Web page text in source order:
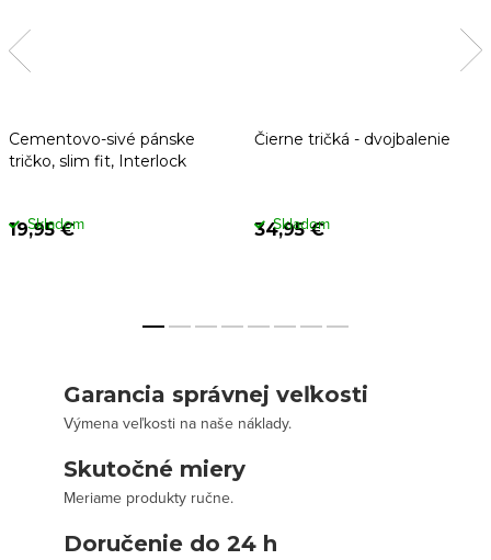
Cementovo-sivé pánske
tričko, slim fit, Interlock
19,95 €
Skladom
Čierne tričká - dvojbalenie
34,95 €
Skladom
Garancia správnej veľkosti
Výmena veľkosti na naše náklady.
Skutočné miery
Meriame produkty ručne.
Doručenie do 24 h